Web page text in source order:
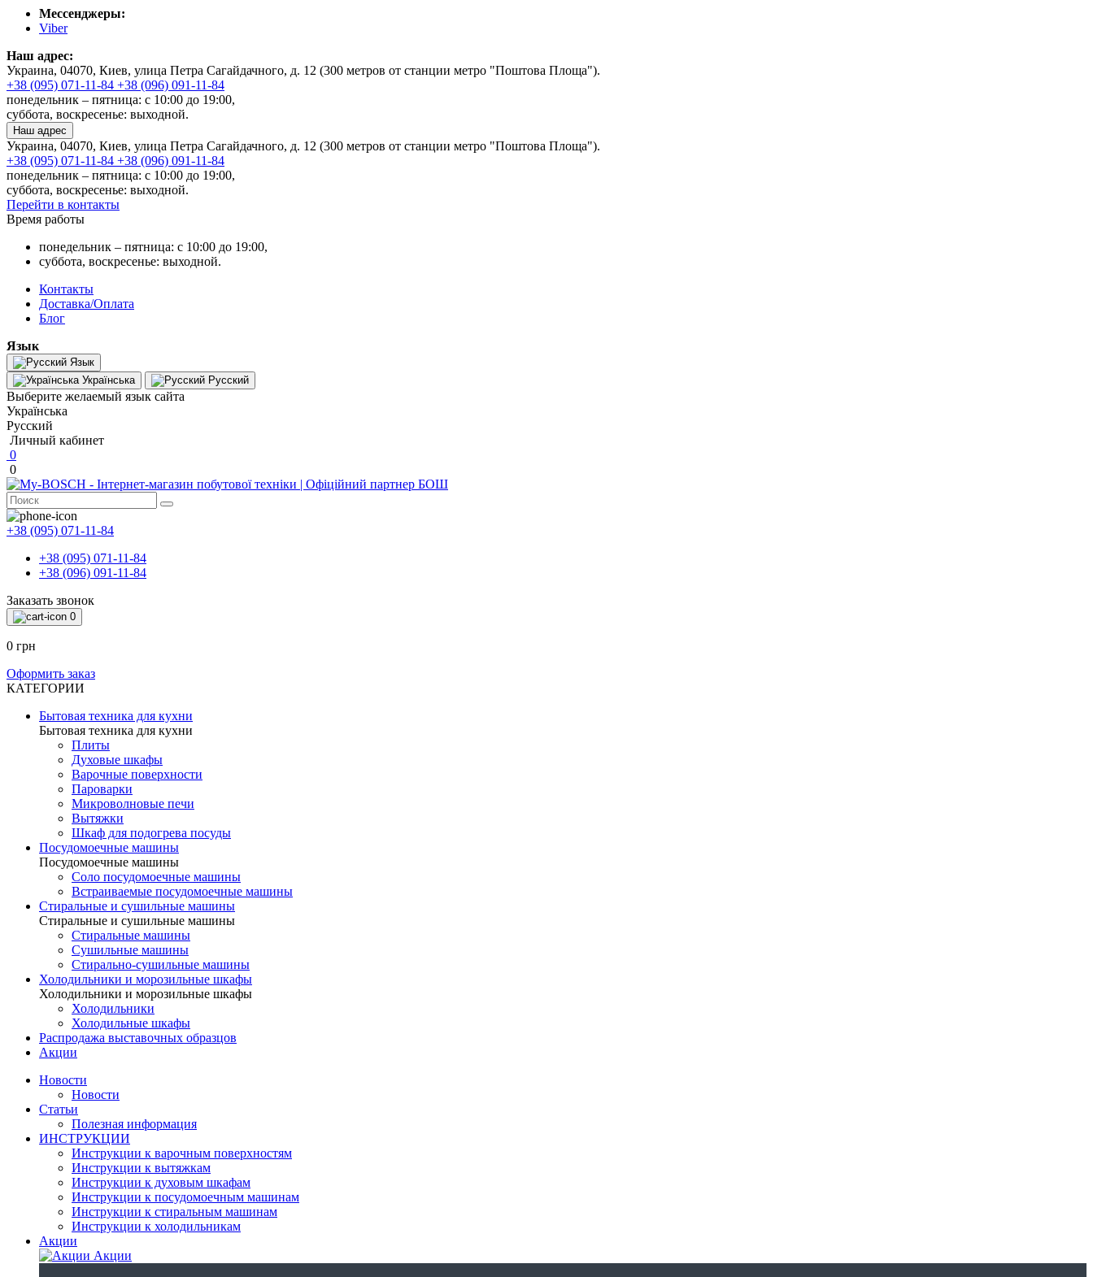
Мессенджеры:
Viber
Наш адрес:
Украина, 04070, Киев, улица Петра Сагайдачного, д. 12 (300 метров от станции метро "Поштова Площа").
+38 (095) 071-11-84 +38 (096) 091-11-84
понедельник – пятница: с 10:00 до 19:00,
суббота, воскресенье: выходной.
Наш адрес
Украина, 04070, Киев, улица Петра Сагайдачного, д. 12 (300 метров от станции метро "Поштова Площа").
+38 (095) 071-11-84 +38 (096) 091-11-84
понедельник – пятница: с 10:00 до 19:00,
суббота, воскресенье: выходной.
Перейти в контакты
Время работы
понедельник – пятница: с 10:00 до 19:00,
суббота, воскресенье: выходной.
Контакты
Доставка/Оплата
Блог
Язык
Язык
Українська
Русский
Выберите желаемый язык сайта
Українська
Русский
Личный кабинет
0
0
+38 (095) 071-11-84
+38 (095) 071-11-84
+38 (096) 091-11-84
Заказать звонок
0
0 грн
Оформить заказ
КАТЕГОРИИ
Бытовая техника для кухни
Бытовая техника для кухни
Плиты
Духовые шкафы
Варочные поверхности
Пароварки
Микроволновые печи
Вытяжки
Шкаф для подогрева посуды
Посудомоечные машины
Посудомоечные машины
Соло посудомоечные машины
Встраиваемые посудомоечные машины
Стиральные и сушильные машины
Стиральные и сушильные машины
Стиральные машины
Сушильные машины
Стирально-сушильные машины
Холодильники и морозильные шкафы
Холодильники и морозильные шкафы
Холодильники
Холодильные шкафы
Распродажа выставочных образцов
Акции
Новости
Новости
Статьи
Полезная информация
ИНСТРУКЦИИ
Инструкции к варочным поверхностям
Инструкции к вытяжкам
Инструкции к духовым шкафам
Инструкции к посудомоечным машинам
Инструкции к стиральным машинам
Инструкции к холодильникам
Акции
Акции